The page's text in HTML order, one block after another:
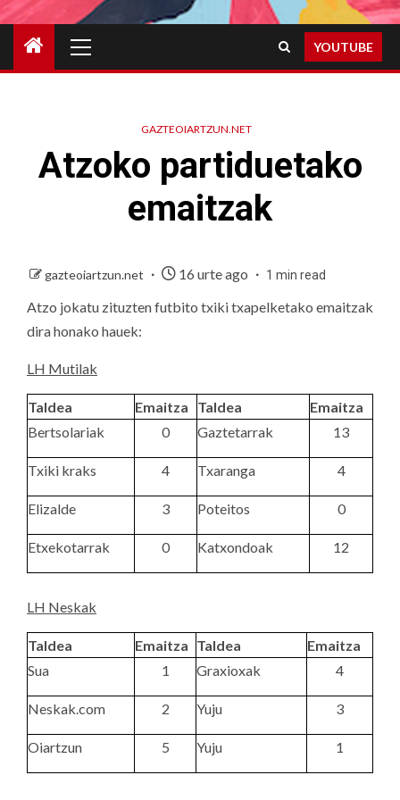
Menu
YOUTUBE
GAZTEOIARTZUN.NET
Atzoko partiduetako
emaitzak
gazteoiartzun.net 16 urte ago 1 min read
Atzo jokatu zituzten futbito txiki txapelketako emaitzak
dira honako hauek:
LH Mutilak
Taldea Emaitza Taldea
Emaitza
Bertsolariak
0 Gaztetarrak 13
Txiki kraks 4 Txaranga 4
Elizalde 3 Poteitos 0
Etxekotarrak 0 Katxondoak 12
LH Neskak
Taldea Emaitza Taldea
Emaitza
Sua
1 Graxioxak 4
Neskak.com 2 Yuju 3
Oiartzun 5 Yuju 1